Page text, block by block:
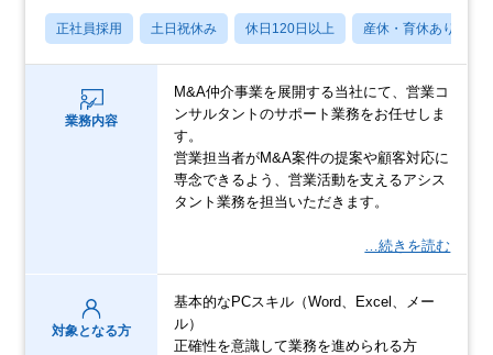
正社員採用 土日祝休み 休日120日以上 産休・育休あり
業務内容
M&A仲介事業を展開する当社にて、営業コ
ンサルタントのサポート業務をお任せしま
す。
営業担当者がM&A案件の提案や顧客対応に
専念できるよう、営業活動を支えるアシス
タント業務を担当いただきます。
…続きを読む
対象となる方
基本的なPCスキル（Word、Excel、メー
ル）
正確性を意識して業務を進められる方